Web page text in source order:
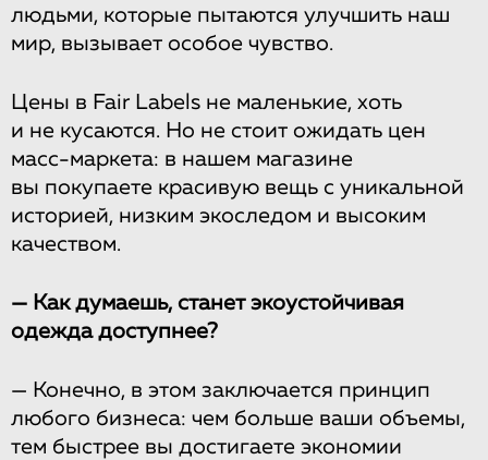
людьми, которые пытaются улучшить наш
мир, вызывает особое чувство.
Цены в Fair Labels не маленькие, хоть
и не кусаются. Но не стоит ожидать цен
масс-маркета: в нашем магазине
вы покупаете красивую вещь с уникальной
историей, низким экоследом и высоким
качеством.
— Как думаешь, станет экоустойчивая
одежда доступнее?
— Конечно, в этом заключается принцип
любого бизнеса: чем больше ваши объемы,
тем быстрее вы достигаете экономии